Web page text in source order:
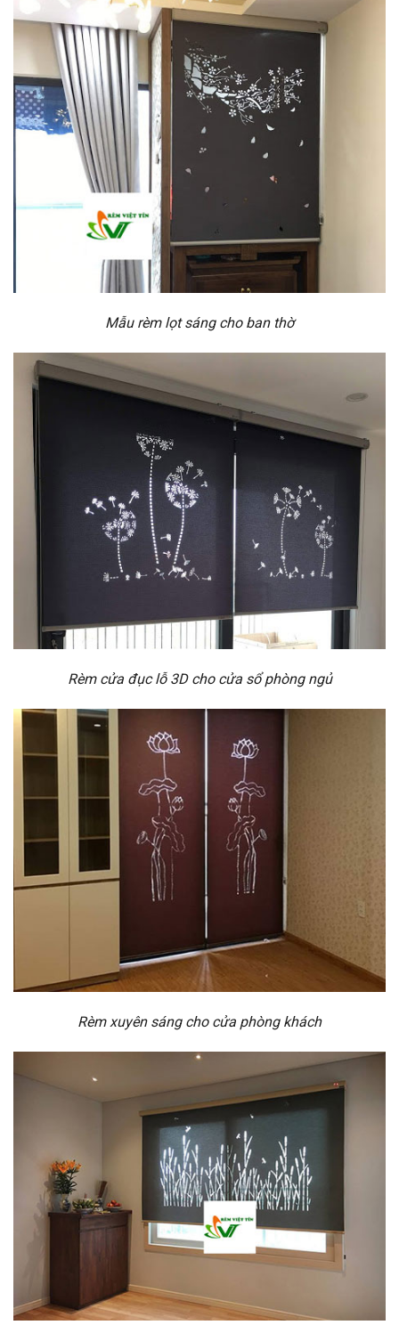
Mẫu rèm lọt sáng cho ban thờ
Rèm cửa đục lỗ 3D cho cửa sổ phòng ngủ
Rèm xuyên sáng cho cửa phòng khách